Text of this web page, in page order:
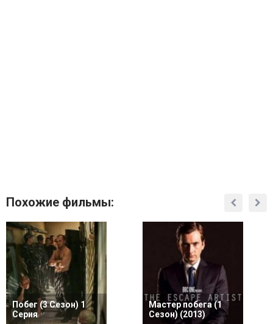
Похожие фильмы:
Побег (3 Сезон) 1
Серия
Мастер побега (1
Сезон) (2013)